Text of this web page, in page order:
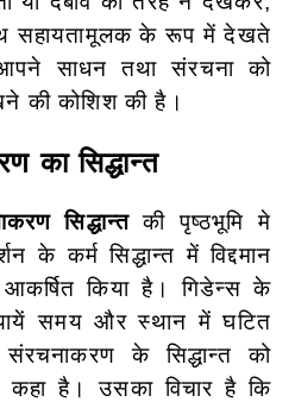
सहायतामूलक के रूप में देखते
साधन तथा संरचना को
की कोशिश की है।
का सिद्धान्त
सिद्धान्त की पृष्ठभूमि मे
के कर्म सिद्धान्त में विद्दमान
किया है। गिडेन्स के
समय और स्थान में घटित
के सिद्धान्त को
कहा है। उसका विचार है कि